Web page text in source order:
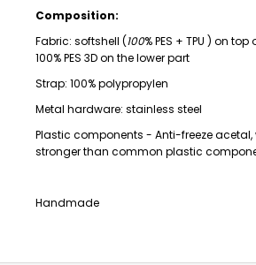
Composition:
Fabric: softshell (100% PES + TPU ) on top
100% PES 3D on the lower part
Strap: 100% polypropylen
Metal hardware: stainless steel
Plastic components - Anti-freeze acetal,
stronger than common plastic
Handmade